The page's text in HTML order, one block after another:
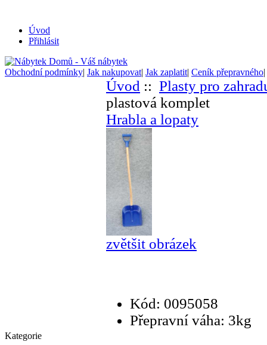
Úvod
Přihlásit
Obchodní podmínky| Jak nakupovat| Jak zaplatit| Ceník přepravného|
Kategorie
Úvod :: Plasty pro
plastová komplet
Hrabla a lopaty
zvětšit obrázek
Kód: 0095058
Přepravní váha: 3kg